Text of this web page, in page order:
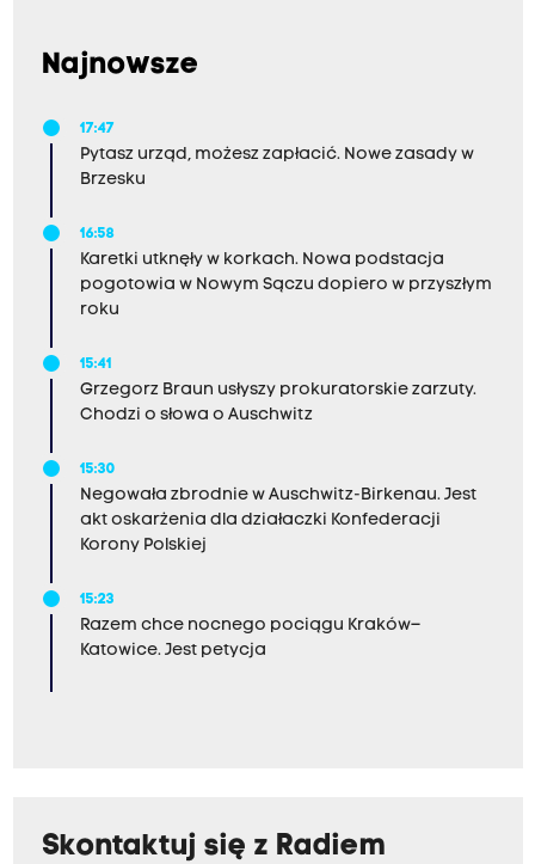
Najnowsze
17:47
Pytasz urząd, możesz zapłacić. Nowe zasady w
Brzesku
16:58
Karetki utknęły w korkach. Nowa podstacja
pogotowia w Nowym Sączu dopiero w przyszłym
roku
15:41
Grzegorz Braun usłyszy prokuratorskie zarzuty.
Chodzi o słowa o Auschwitz
15:30
Negowała zbrodnie w Auschwitz-Birkenau. Jest
akt oskarżenia dla działaczki Konfederacji
Korony Polskiej
15:23
Razem chce nocnego pociągu Kraków–
Katowice. Jest petycja
Skontaktuj się z Radiem